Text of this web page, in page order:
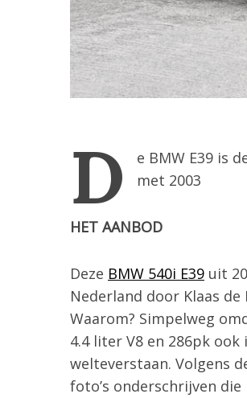
D
e BMW E39 is
met 2003
HET AANBOD
Deze BMW 540i E39 uit
Nederland door Klaas
Waarom? Simpelweg
4.4 liter V8 en 286pk
welteverstaan. Volgens
foto’s onderschrijven
a
r
c
h
o
r